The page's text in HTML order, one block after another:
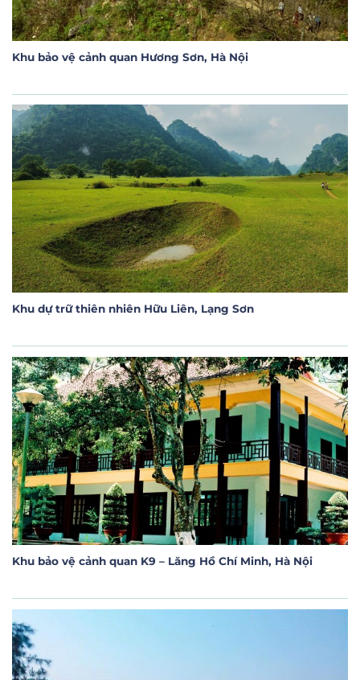
Khu bảo vệ cảnh quan Hương Sơn, Hà Nội
Khu dự trữ thiên nhiên Hữu Liên, Lạng Sơn
Khu bảo vệ cảnh quan K9 – Lăng Hồ Chí Minh, Hà Nội